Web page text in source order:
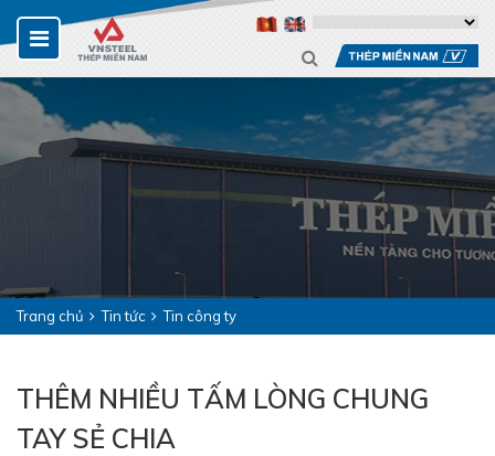
Trang chủ Tin tức Tin công ty
THÊM NHIỀU TẤM LÒNG CHUNG
TAY SẺ CHIA